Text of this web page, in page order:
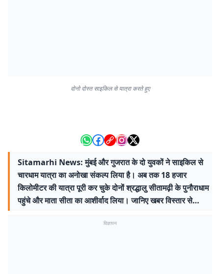
दोनो दोस्त साइकिल से यात्रा करते हुए
Sitamarhi News: मुंबई और गुजरात के दो युवकों ने साइकिल से
चारधाम यात्रा का अनोखा संकल्प लिया है। अब तक 18 हजार
किलोमीटर की यात्रा पूरी कर चुके दोनों श्रद्धालु सीतामढ़ी के पुनौराधाम
पहुंचे और माता सीता का आशीर्वाद लिया। जानिए खबर विस्तार से…
विज्ञापन